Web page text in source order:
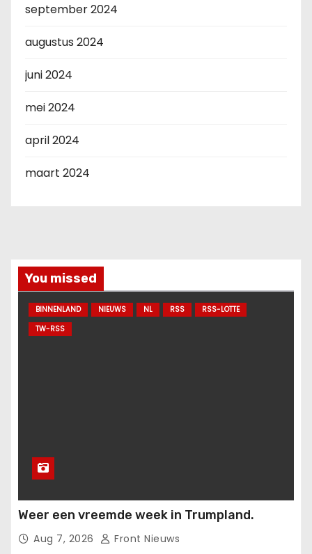
september 2024
augustus 2024
juni 2024
mei 2024
april 2024
maart 2024
You missed
BINNENLAND NIEUWS NL RSS
RSS-LOTTE
TW-RSS
Weer een vreemde week in Trumpland.
Aug 7, 2026 Front Nieuws